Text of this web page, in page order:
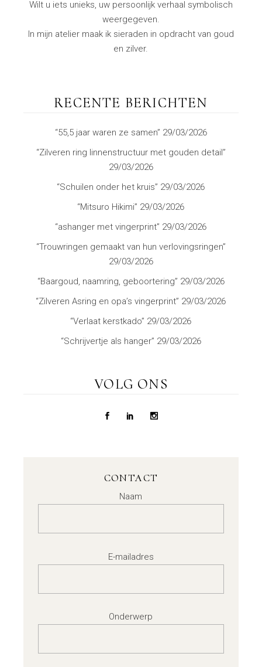
Wilt u iets unieks, uw persoonlijk verhaal symbolisch
weergegeven.
In mijn atelier maak ik sieraden in opdracht van goud
en zilver.
RECENTE BERICHTEN
“55,5 jaar waren ze samen” 29/03/2026
“Zilveren ring linnenstructuur met gouden detail”
29/03/2026
“Schuilen onder het kruis” 29/03/2026
“Mitsuro Hikimi” 29/03/2026
“ashanger met vingerprint” 29/03/2026
“Trouwringen gemaakt van hun verlovingsringen”
29/03/2026
“Baargoud, naamring, geboortering” 29/03/2026
“Zilveren Asring en opa’s vingerprint” 29/03/2026
“Verlaat kerstkado” 29/03/2026
“Schrijvertje als hanger” 29/03/2026
VOLG ONS
CONTACT
Naam
E-mailadres
Onderwerp